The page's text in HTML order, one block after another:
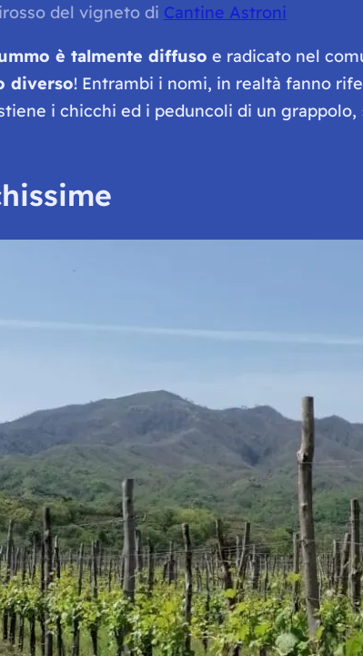
del vigneto di Cantine Astroni
è talmente diffuso e radicato nel
diverso! Entrambi i nomi, in realtà fanno
i chicchi ed i peduncoli di un grappolo,